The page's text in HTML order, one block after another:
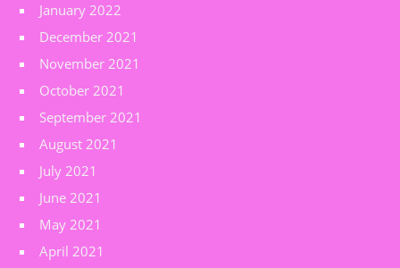
January 2022
December 2021
November 2021
October 2021
September 2021
August 2021
July 2021
June 2021
May 2021
April 2021